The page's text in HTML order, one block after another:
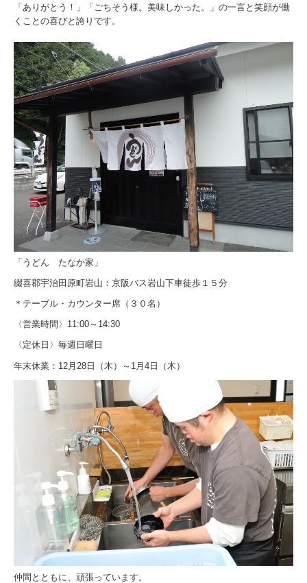
「ありがとう！」「ごちそう様。美味しかった。」の一言と笑顔が働
くことの喜びと誇りです。
「うどん たなか家」
綴喜郡宇治田原町岩山： 京阪バス岩山下車徒歩１５分
＊テーブル・カウンター席（３０名）
〈営業時間〉11:00～14:30
〈定休日〉毎週日曜日
年末休業：12月28日（木）～1月4 日（木）
仲間とともに、頑張っています。